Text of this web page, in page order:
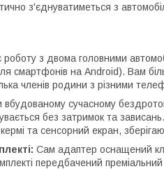
з'єднуватиметься з
роботу з двома головними
смартфонів на Android). Вам
членів родини з різними
вбудованому сучасному
без затримок та зависань.
та сенсорний екран,
Сам адаптер оснащений
передбачений